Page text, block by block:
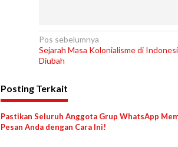
N
a
i
g
a
Pos sebelumnya
Sejarah Masa Kolonialisme di
Diubah
Posting Terkait
Pastikan Seluruh Anggota Grup WhatsApp
Pesan Anda dengan Cara Ini!